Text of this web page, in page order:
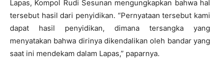
Lapas, Kompol Rudi Sesunan mengungkapkan bahwa hal
tersebut hasil dari penyidikan. “Pernyataan tersebut kami
dapat hasil penyidikan, dimana tersangka yang
menyatakan bahwa dirinya dikendalikan oleh bandar yang
saat ini mendekam dalam Lapas,” paparnya.